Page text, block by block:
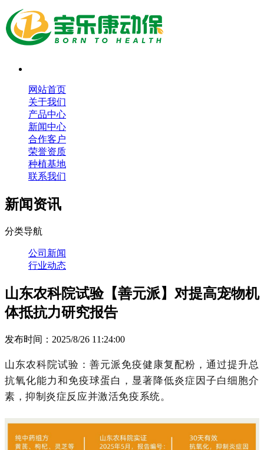
网站首页
关于我们
产品中心
新闻中心
合作客户
荣誉资质
种植基地
联系我们
新闻资讯
分类导航
公司新闻
行业动态
山东农科院试验【善元派】对提高宠物机
体抵抗力研究报告
发布时间：2025/8/26 11:24:00
山东农科院试验：善元派免疫健康复配粉，通过提升总
抗氧化能力和免疫球蛋白，显著降低炎症因子白细胞介
素，抑制炎症反应并激活免疫系统。